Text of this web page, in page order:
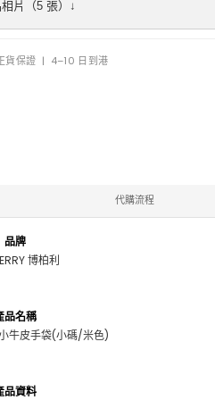
片（5 張）↓
貨保證 | 4–10 日到港
代購流程
品牌
博柏利
品名稱
牛皮手袋(小碼/米色)
品資料